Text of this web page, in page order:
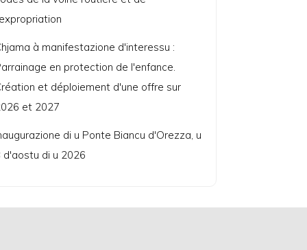
à manifestazione d'interessu :
en protection de l'enfance.
et déploiement d'une offre sur
et 2027
di u Ponte Biancu d'Orezza, u
d'aostu di u 2026